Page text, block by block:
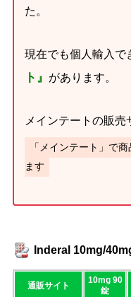
た。
現在でも個人輸入で
ト』 があります。
メインテートの販売
「メインテート」で
ます
Inderal 10mg/
通販サイト
10mg 90
錠